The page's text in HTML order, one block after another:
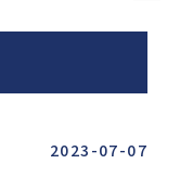
2023-07-07